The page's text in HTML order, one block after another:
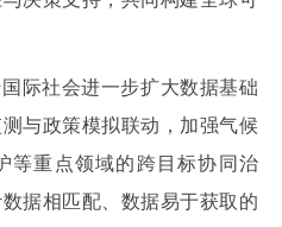
际社会进一步扩大数据基础
与政策模拟联动，加强气候
等重点领域的跨目标协同治
据相匹配、数据易于获取的